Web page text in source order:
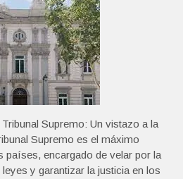
Supremo: Un vistazo a la
Supremo es el máximo
países, encargado de velar por la
y garantizar la justicia en los